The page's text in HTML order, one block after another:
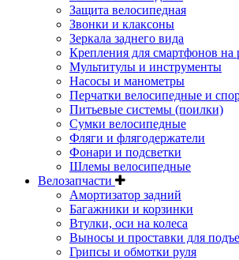
Защита велосипедная
Звонки и клаксоны
Зеркала заднего вида
Крепления для смартфонов на
Мультитулы и инструменты
Насосы и манометры
Перчатки велосипедные и
Питьевые системы (поилки)
Сумки велосипедные
Фляги и флягодержатели
Фонари и подсветки
Шлемы велосипедные
Велозапчасти
Амортизатор задний
Багажники и корзинки
Втулки, оси на колеса
Выносы и проставки для
Грипсы и обмотки руля